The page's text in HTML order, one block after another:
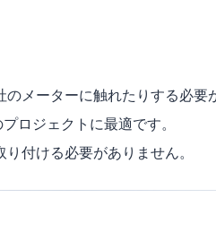
メーターに触れたりする必要
ロジェクトに最適です。
付ける必要がありません。